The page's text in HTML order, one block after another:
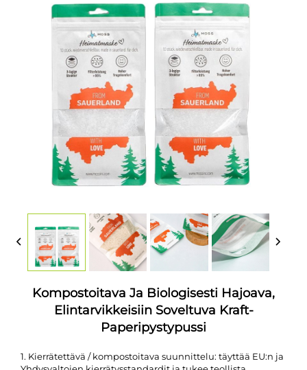
Kompostoitava Ja Biologisesti Hajoava,
Elintarvikkeisiin Soveltuva Kraft-
Paperipystypussi
1. Kierrätettävä / kompostoitava suunnittelu: täyttää EU:n ja